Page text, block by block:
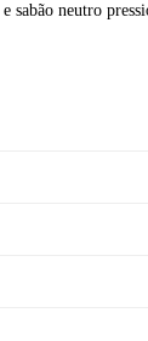
sabão neutro